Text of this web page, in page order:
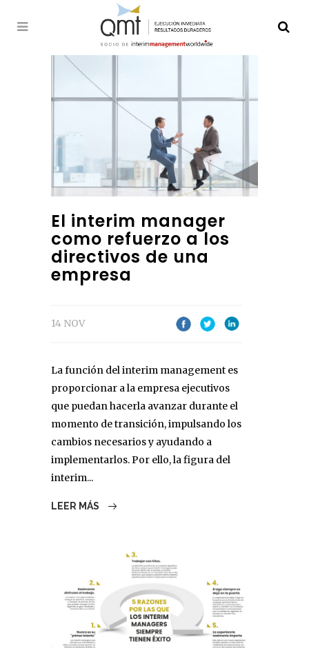
El interim manager
como refuerzo a los
directivos de una
empresa
14 NOV
La función del interim management es
proporcionar a la empresa ejecutivos
que puedan hacerla avanzar durante el
momento de transición, impulsando los
cambios necesarios y ayudando a
implementarlos. Por ello, la figura del
interim...
LEER MÁS